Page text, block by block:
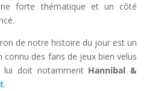
forte thématique et un côté
de notre histoire du jour est un
connu des fans de jeux bien velus
lui doit notamment Hannibal &
.